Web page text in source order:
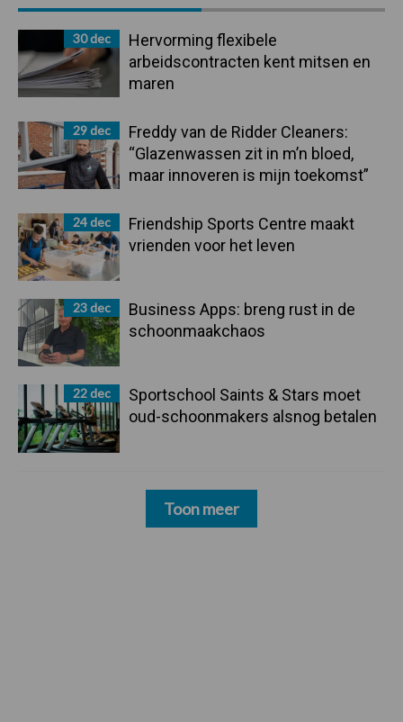
Sidebar
30 dec
Hervorming flexibele
arbeidscontracten kent mitsen en
maren
29 dec
Freddy van de Ridder Cleaners:
“Glazenwassen zit in m’n bloed,
maar innoveren is mijn toekomst”
24 dec
Friendship Sports Centre maakt
vrienden voor het leven
23 dec
Business Apps: breng rust in de
schoonmaakchaos
22 dec
Sportschool Saints & Stars moet
oud-schoonmakers alsnog betalen
Toon meer